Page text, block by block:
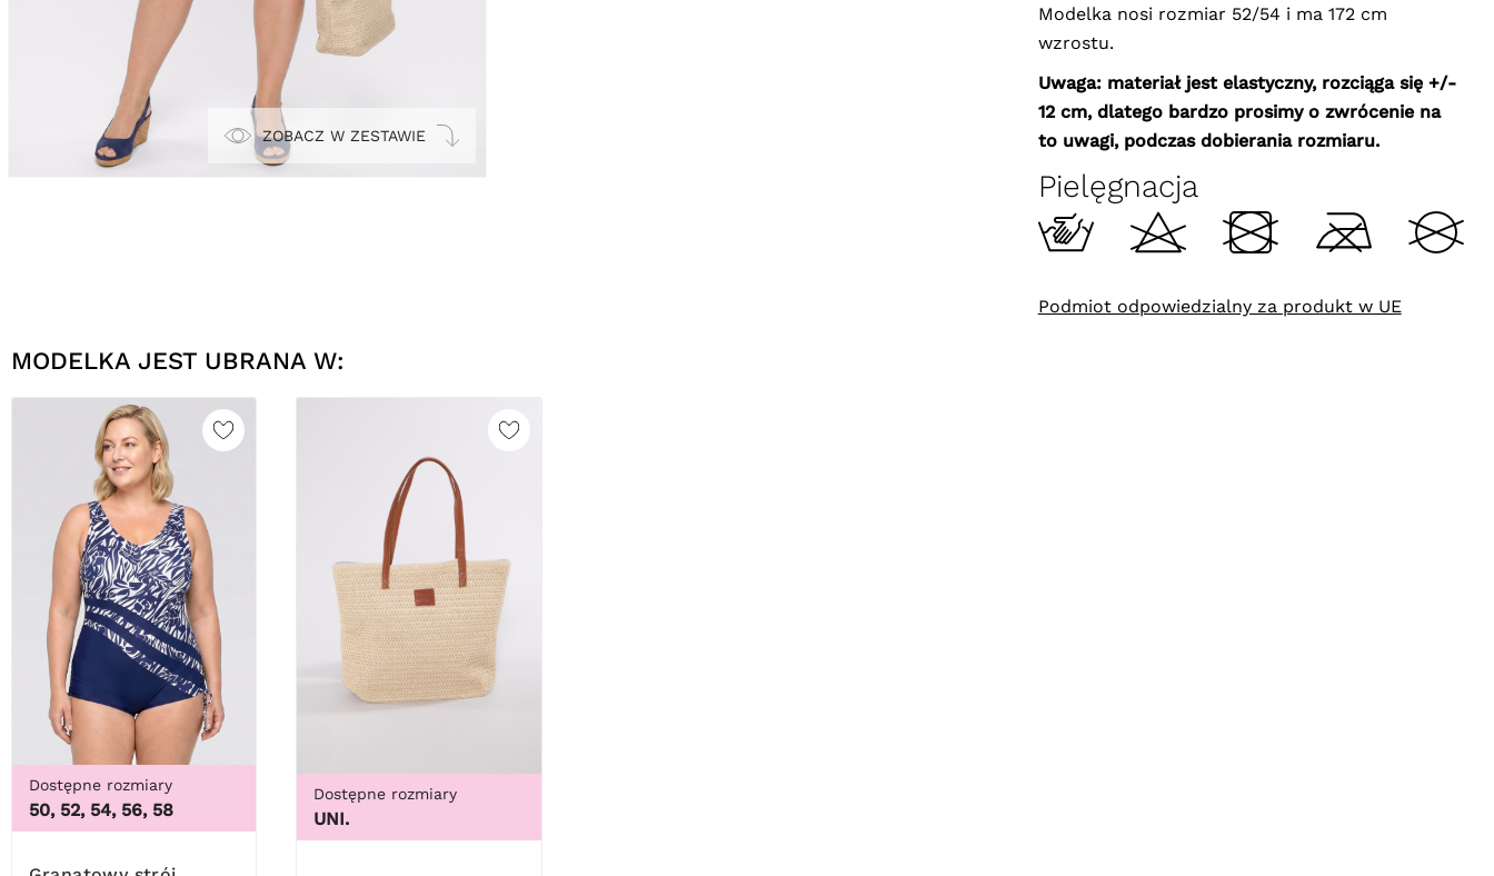
ZOBACZ W ZESTAWIE
Modelka nosi rozmiar 52/54 i ma 172 cm
wzrostu.
Uwaga: materiał jest elastyczny, rozciąga się +/-
12 cm, dlatego bardzo prosimy o zwrócenie na
to uwagi, podczas dobierania rozmiaru.
Pielęgnacja
Podmiot odpowiedzialny za produkt w UE
MODELKA JEST UBRANA W:
Dostępne rozmiary
50, 52, 54, 56, 58
Dostępne rozmiary
UNI.